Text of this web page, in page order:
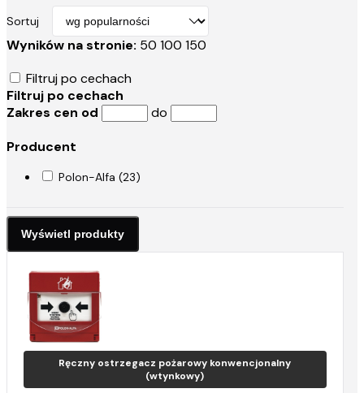
Sortuj
Wyników na stronie: 50 100 150
Filtruj po cechach
Filtruj po cechach
Zakres cen od
do
Producent
Polon-Alfa (23)
Ręczny ostrzegacz pożarowy konwencjonalny
(wtynkowy)